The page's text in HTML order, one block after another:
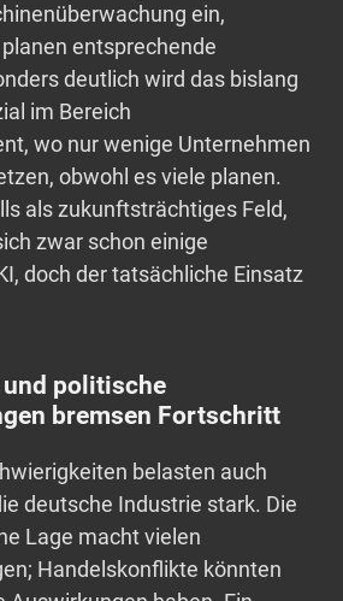
ein,
entsprechende
deutlich wird das bislang
im Bereich
wo nur wenige Unternehmen
obwohl es viele planen.
als zukunftsträchtiges Feld,
zwar schon einige
doch der tatsächliche Einsatz
politische
bremsen Fortschritt
belasten auch
deutsche Industrie stark. Die
Lage macht vielen
Handelskonflikte könnten